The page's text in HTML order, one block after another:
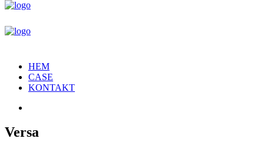
HEM
CASE
KONTAKT
Versa